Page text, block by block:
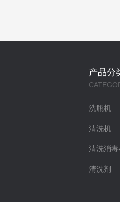
产品分
洗瓶机
清洗机
清洗消
清洗剂